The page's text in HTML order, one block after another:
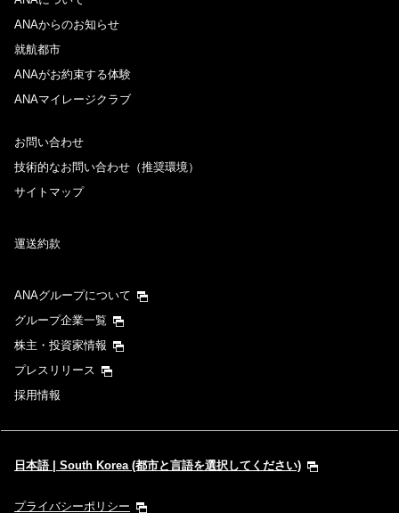
ANAからのお知らせ
就航都市
ANAがお約束する体験
ANAマイレージクラブ
お問い合わせ
技術的なお問い合わせ（推奨環境）
サイトマップ
運送約款
ANAグループについて
グループ企業一覧
株主・投資家情報
プレスリリース
採用情報
日本語 | South Korea (都市と言語を選択してください)
プライバシーポリシー